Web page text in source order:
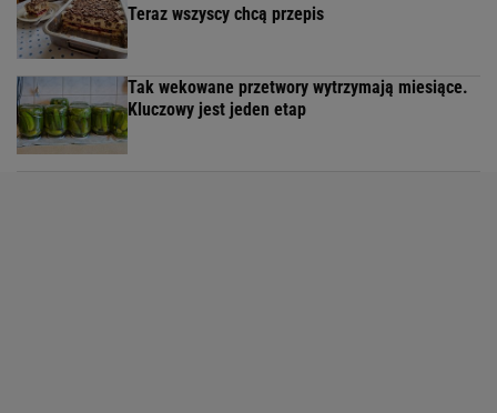
Teraz wszyscy chcą przepis
Tak wekowane przetwory wytrzymają miesiące.
Kluczowy jest jeden etap